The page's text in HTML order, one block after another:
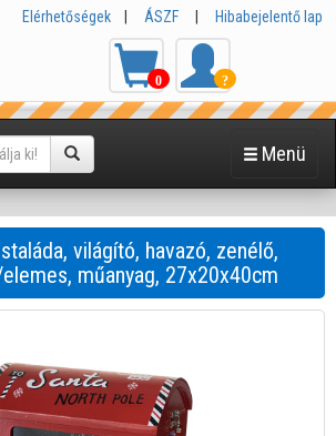
Elérhetőségek ÁSZF Hibabejelentő lap
0 ?
Menü
világító, havazó, zenélő,
műanyag, 27x20x40cm